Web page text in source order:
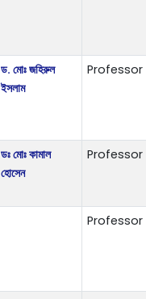
ড. মোঃ জহিরুল
ইসলাম
Professor
ডঃ মোঃ কামাল
হোসেন
Professor
Professor